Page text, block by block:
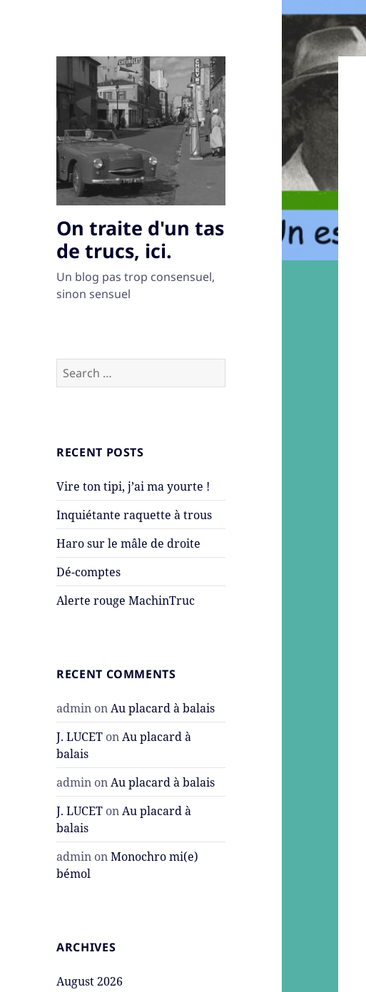
On traite d'un tas
de trucs, ici.
Un blog pas trop consensuel,
sinon sensuel
Search
for:
RECENT POSTS
Vire ton tipi, j’ai ma yourte !
Inquiétante raquette à trous
Haro sur le mâle de droite
Dé-comptes
Alerte rouge MachinTruc
RECENT COMMENTS
admin onAu placard à balais
J. LUCET onAu placard à
balais
admin onAu placard à balais
J. LUCET onAu placard à
balais
admin onMonochro mi(e)
bémol
ARCHIVES
August 2026